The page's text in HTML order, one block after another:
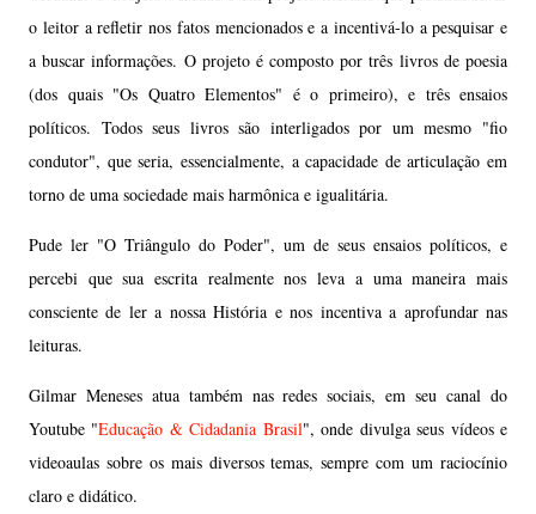
o leitor a refletir nos fatos mencionados e a incentivá-lo a pesquisar e
a buscar informações. O projeto é composto por três livros de poesia
(dos quais "Os Quatro Elementos" é o primeiro), e três ensaios
políticos. Todos seus livros são interligados por um mesmo "fio
condutor", que seria, essencialmente, a capacidade de articulação em
torno de uma sociedade mais harmônica e igualitária.
Pude ler "O Triângulo do Poder", um de seus ensaios políticos, e
percebi que sua escrita realmente nos leva a uma maneira mais
consciente de ler a nossa História e nos incentiva a aprofundar nas
leituras.
Gilmar Meneses atua também nas redes sociais, em seu canal do
Youtube "Educação & Cidadania Brasil", onde divulga seus vídeos e
videoaulas sobre os mais diversos temas, sempre com um raciocínio
claro e didático.